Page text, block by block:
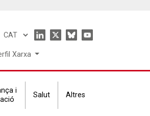
Select
Icon
menu
Xarxa
i
Salut Altres